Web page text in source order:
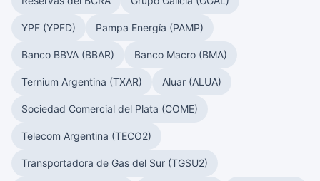
YPF (YPFD) Pampa Energía (PAMP)
Banco BBVA (BBAR) Banco Macro (BMA)
Ternium Argentina (TXAR) Aluar (ALUA)
Sociedad Comercial del Plata (COME)
Telecom Argentina (TECO2)
Transportadora de Gas del Sur (TGSU2)